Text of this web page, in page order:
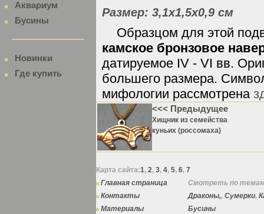
Аквариум
Бусины
Новинки
Где купить
Размер: 3,1х1,5х0,9 см
Образцом для этой
камское бронзовое
датируемое IV - VI вв.
большего размера.
мифологии рассмотрена
<<< Предыдущее
Хищник из семейства
куньих (россомаха)
Карта сайта:1, 2, 3, 4, 5, 6, 7
Главная страница
Контакты
Материалы
Смотреть по
Драконы,, Сумерки,
Бусины